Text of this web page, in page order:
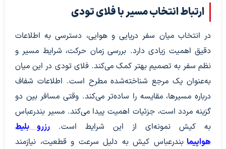
ارتباط انتخاب مسیر با فلای‌ تودی
در انتخاب میان سفر دریایی و هوایی، دسترسی به اطلاعات
دقیق اهمیت زیادی دارد. بررسی زمان حرکت، شرایط مسیر و
نظم سفر به تصمیم بهتر کمک می‌کند. فلای‌ تودی در این میان
به‌عنوان یک مرجع شناخته‌شده مطرح است. اطلاعات شفاف
درباره مسیرها، مقایسه را ساده‌تر می‌کند. وقتی مسافر بین دو
گزینه مردد است، جزئیات اهمیت پیدا می‌کند. مسیر بندرعباس
به کیش نمونه‌ای از این شرایط است. رزرو بلیط
هواپیما بندرعباس کیش به دلیل سرعت و قطعیت، نیازمند